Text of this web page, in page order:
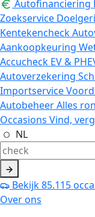
Autofinanciering
Zoekservice
Kentekencheck
Aankoopkeuring
Accucheck EV &
Autoverzekering
Importservice
AutobeheerAlles
Occasions Vind,
NL
Bekijk85.115
Over ons